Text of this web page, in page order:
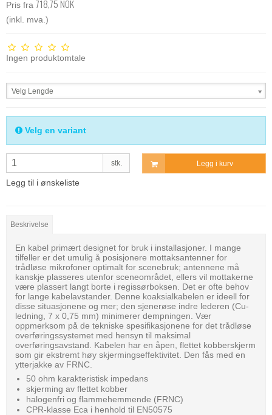
Pris fra 718,75 NOK
(inkl. mva.)
Ingen produktomtale
Velg Lengde
Velg en variant
stk. Legg i kurv
Legg til i ønskeliste
Beskrivelse
En kabel primært designet for bruk i installasjoner. I mange
tilfeller er det umulig å posisjonere mottaksantenner for
trådløse mikrofoner optimalt for scenebruk; antennene må
kanskje plasseres utenfor sceneområdet, ellers vil mottakerne
være plassert langt borte i regissørboksen. Det er ofte behov
for lange kabelavstander. Denne koaksialkabelen er ideell for
disse situasjonene og mer; den sjenerøse indre lederen (Cu-
ledning, 7 x 0,75 mm) minimerer dempningen. Vær
oppmerksom på de tekniske spesifikasjonene for det trådløse
overføringssystemet med hensyn til maksimal
overføringsavstand. Kabelen har en åpen, flettet kobberskjerm
som gir ekstremt høy skjermingseffektivitet. Den fås med en
ytterjakke av FRNC.
50 ohm karakteristisk impedans
skjerming av flettet kobber
halogenfri og flammehemmende (FRNC)
CPR-klasse Eca i henhold til EN50575